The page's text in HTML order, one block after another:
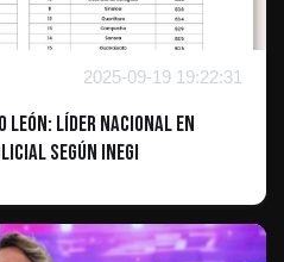
2025-09-19 19:22:31
León: Líder Nacional en
Según INEGI